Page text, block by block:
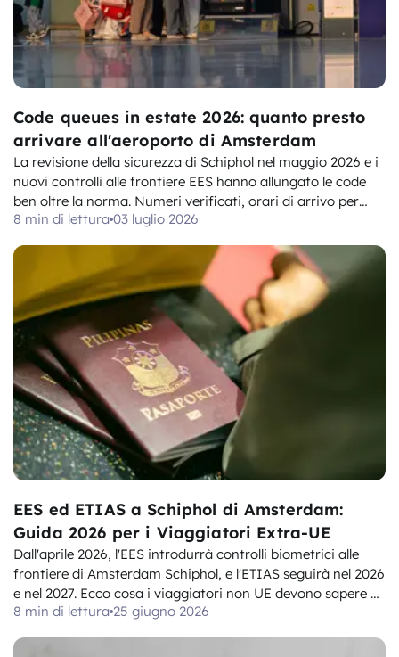
Code queues in estate 2026: quanto presto
arrivare all'aeroporto di Amsterdam
La revisione della sicurezza di Schiphol nel maggio 2026 e i
nuovi controlli alle frontiere EES hanno allungato le code
ben oltre la norma. Numeri verificati, orari di arrivo per
tipo di viaggiatore e cosa copre e non copre il regolamento
8 min di lettura 03 luglio 2026
EES ed ETIAS a Schiphol di Amsterdam:
Guida 2026 per i Viaggiatori Extra-UE
Dall'aprile 2026, l'EES introdurrà controlli biometrici alle
frontiere di Amsterdam Schiphol, e l'ETIAS seguirà nel 2026
e nel 2027. Ecco cosa i viaggiatori non UE devono sapere e
fare prima di partire.
8 min di lettura 25 giugno 2026